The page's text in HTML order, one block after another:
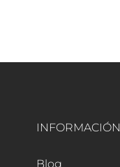
INFORMACIÓN
Blog